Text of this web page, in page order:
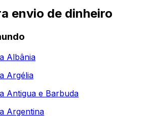
envio de dinheiro
Albânia
Argélia
Antigua e Barbuda
Argentina